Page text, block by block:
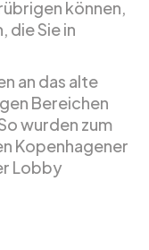
können,
die Sie in
an das alte
Bereichen
wurden zum
Kopenhagener
Lobby